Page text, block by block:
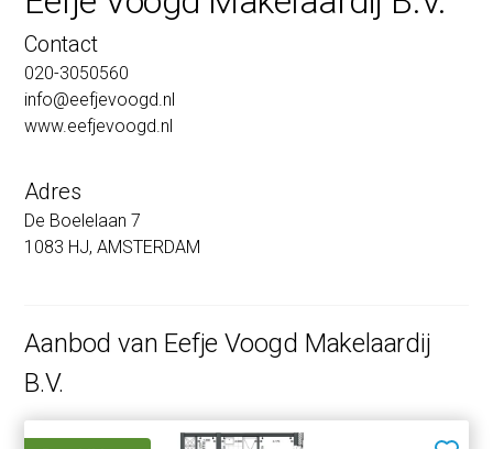
Contact
020-3050560
info@eefjevoogd.nl
www.eefjevoogd.nl
Adres
De Boelelaan 7
1083 HJ, AMSTERDAM
Aanbod van Eefje Voogd Makelaardij
B.V.